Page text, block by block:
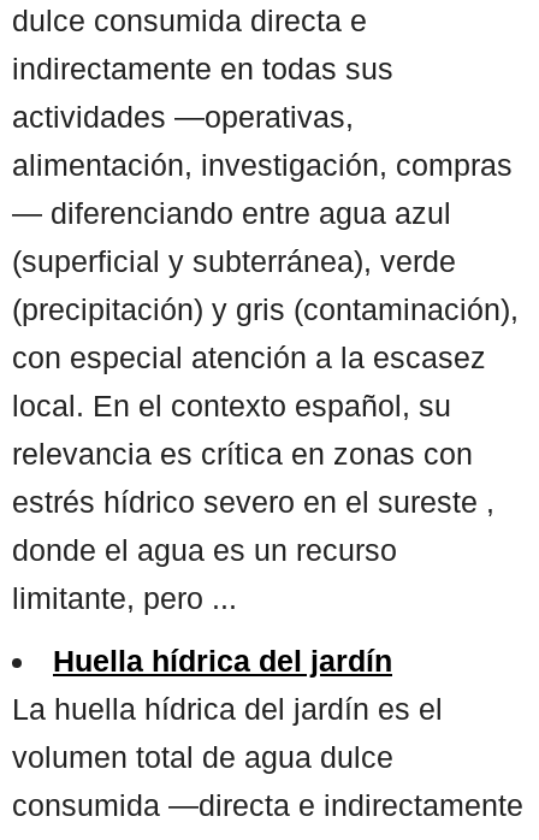
dulce consumida directa e
indirectamente en todas sus
actividades —operativas,
alimentación, investigación, compras
— diferenciando entre agua azul
(superficial y subterránea), verde
(precipitación) y gris (contaminación),
con especial atención a la escasez
local. En el contexto español, su
relevancia es crítica en zonas con
estrés hídrico severo en el sureste ,
donde el agua es un recurso
limitante, pero ...
Huella hídrica del jardín
La huella hídrica del jardín es el
volumen total de agua dulce
consumida —directa e indirectamente